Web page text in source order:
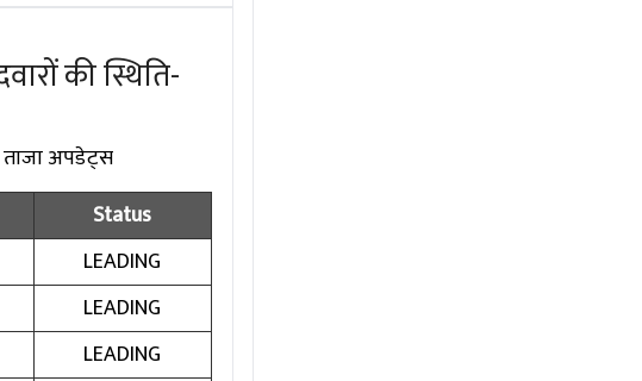
की स्थिति-
ताजा अपडेट्स
Status
LEADING
LEADING
LEADING